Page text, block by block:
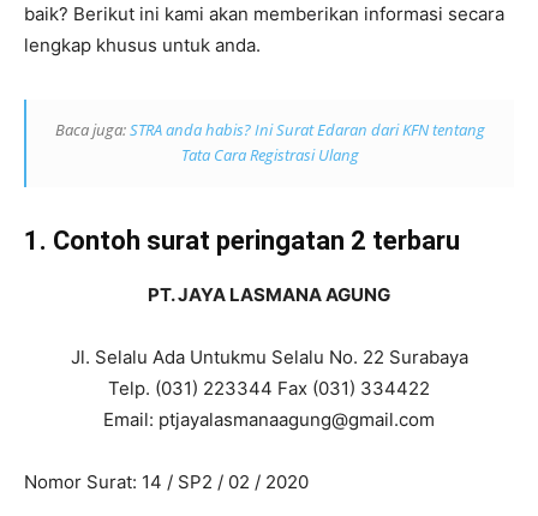
baik? Berikut ini kami akan memberikan informasi secara
lengkap khusus untuk anda.
Baca juga:STRA anda habis? Ini Surat Edaran dari KFN tentang
Tata Cara Registrasi Ulang
1. Contoh surat peringatan 2 terbaru
PT. JAYA LASMANA AGUNG
Jl. Selalu Ada Untukmu Selalu No. 22 Surabaya
Telp. (031) 223344 Fax (031) 334422
Email: ptjayalasmanaagung@gmail.com
Nomor Surat: 14 / SP2 / 02 / 2020